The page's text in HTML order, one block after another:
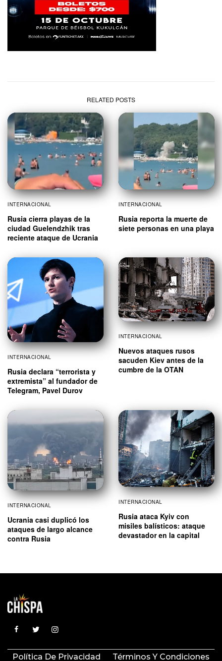
RELATED POSTS
INTERNACIONAL
Rusia cierra playas de la
ciudad Guelendzhik tras
reciente ataque de Ucrania
INTERNACIONAL
Rusia reporta la muerte de
siete personas en una playa
INTERNACIONAL
Rusia declara “terrorista y
extremista” al fundador de
Telegram, Pavel Durov
INTERNACIONAL
Nuevos ataques rusos
sacuden Kiev antes de la
cumbre de la OTAN
INTERNACIONAL
Ucrania casi duplicó los
ataques de largo alcance
contra Rusia
INTERNACIONAL
Rusia ataca Kyiv con
misiles balísticos: ataque
devastador en la capital
Política De Privacidad Términos Y Condiciones